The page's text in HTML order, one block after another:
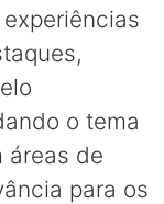
o tema
áreas de
para os